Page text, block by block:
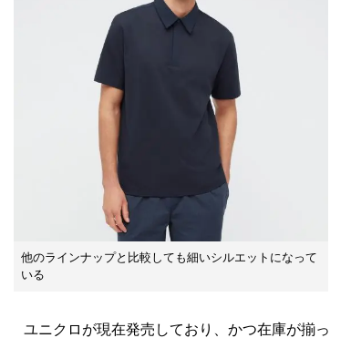
他のラインナップと比較しても細いシルエットになって
いる
ユニクロが現在発売しており、かつ在庫が揃っ